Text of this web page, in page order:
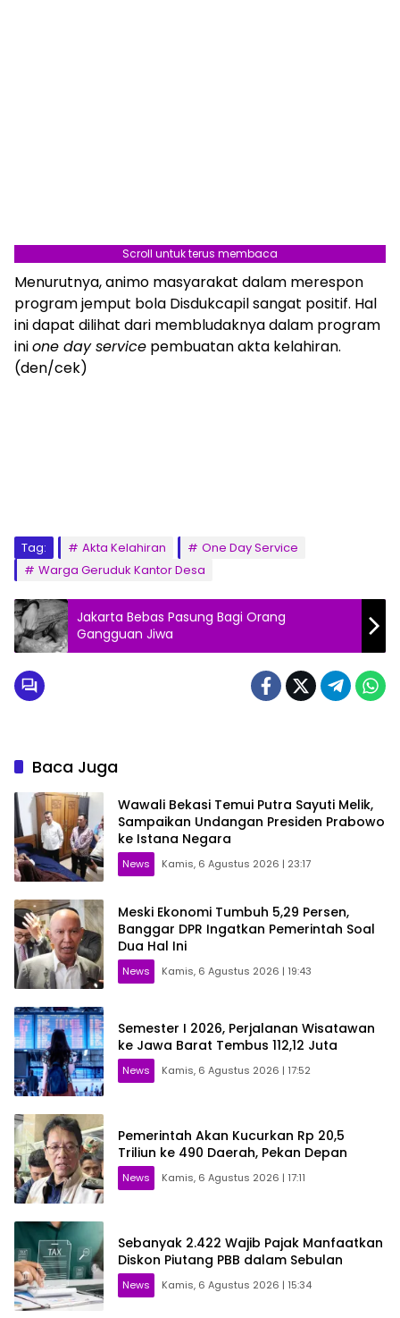
Scroll untuk terus membaca
Menurutnya, animo masyarakat dalam merespon
program jemput bola Disdukcapil sangat positif. Hal
ini dapat dilihat dari membludaknya dalam program
inione day service pembuatan akta kelahiran.
(den/cek)
Tag: Akta Kelahiran
One Day Service
Warga Geruduk Kantor Desa
Jakarta Bebas Pasung Bagi Orang
Gangguan Jiwa
Baca Juga
Wawali Bekasi Temui Putra Sayuti Melik,
Sampaikan Undangan Presiden Prabowo
ke Istana Negara
News Kamis, 6 Agustus 2026 | 23:17
Meski Ekonomi Tumbuh 5,29 Persen,
Banggar DPR Ingatkan Pemerintah Soal
Dua Hal Ini
News Kamis, 6 Agustus 2026 | 19:43
Semester I 2026, Perjalanan Wisatawan
ke Jawa Barat Tembus 112,12 Juta
News Kamis, 6 Agustus 2026 | 17:52
Pemerintah Akan Kucurkan Rp 20,5
Triliun ke 490 Daerah, Pekan Depan
News Kamis, 6 Agustus 2026 | 17:11
Sebanyak 2.422 Wajib Pajak Manfaatkan
Diskon Piutang PBB dalam Sebulan
News Kamis, 6 Agustus 2026 | 15:34